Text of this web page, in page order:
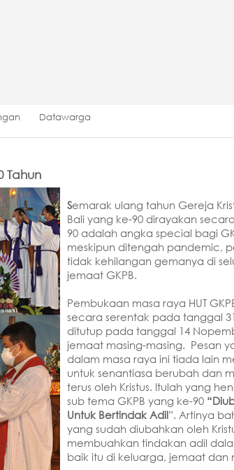
Datawarga
Tahun
Semarak ulang tahun Gereja
Bali yang ke-90 dirayakan
90 adalah angka special bagi
meskipun ditengah pandemic,
tidak kehilangan gemanya di
jemaat GKPB.
Pembukaan masa raya HUT
secara serentak pada tanggal
ditutup pada tanggal 14
jemaat masing-masing. Pesan
dalam masa raya ini tiada lain
untuk senantiasa berubah dan
terus oleh Kristus. Itulah yang
sub tema GKPB yang ke-90
Untuk Bertindak Adil”. Artinya
yang sudah diubahkan oleh
membuahkan tindakan adil
baik itu di keluarga, jemaat dan